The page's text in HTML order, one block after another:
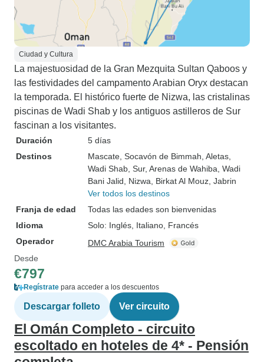
Ciudad y Cultura
La majestuosidad de la Gran Mezquita Sultan Qaboos y
las festividades del campamento Arabian Oryx destacan
la temporada. El histórico fuerte de Nizwa, las cristalinas
piscinas de Wadi Shab y los antiguos astilleros de Sur
fascinan a los visitantes.
Duración
5 días
Destinos
Mascate , Socavón de Bimmah , Aletas
Wadi Shab , Sur, Arenas de Wahiba , Wadi
Bani Jalid , Nizwa , Birkat Al Mouz , Jabrin
Ver todos los destinos
Franja de edad
Todas las edades son bienvenidas
Idioma
Solo: Inglés, Italiano, Francés
Operador
DMC Arabia Tourism
Desde
€797
Regístrate para acceder a los descuentos
Descargar folleto Ver circuito
El Omán Completo - circuito
escoltado en hoteles de 4* - Pensión